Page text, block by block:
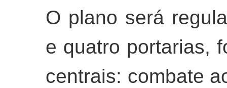
O plano será
e quatro portarias,
centrais: combate